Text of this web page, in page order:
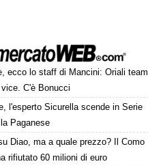
ecco lo staff di Mancini: Oriali team
C'è Bonucci
l'esperto Sicurella scende in Serie
Paganese
Diao, ma a quale prezzo? Il Como
rifiutato 60 milioni di euro